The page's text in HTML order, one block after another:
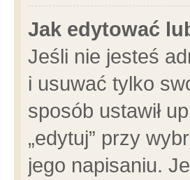
Jak edytować
Jeśli nie jesteś
i usuwać tylko
sposób ustawił
„edytuj” przy
jego napisaniu.